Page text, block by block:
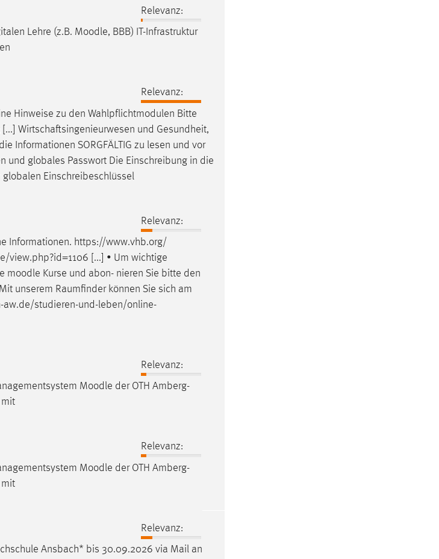
Relevanz:
Lehre (z.B. Moodle, BBB) IT-Infrastruktur
Relevanz:
Hinweise zu den Wahlpflichtmodulen Bitte
Wirtschaftsingenieurwesen und Gesundheit,
Informationen SORGFÄLTIG zu lesen und vor
und globales Passwort Die Einschreibung in die
Einschreibeschlüssel
Relevanz:
Informationen. https://www.vhb.org/
view.php?id=1106 [...] • Um wichtige
moodle Kurse und abon- nieren Sie bitte den
unserem Raumfinder können Sie sich am
studieren-und-leben/online-
Relevanz:
Moodle der OTH Amberg-
mit
Relevanz:
Moodle der OTH Amberg-
mit
Relevanz:
Ansbach* bis 30.09.2026 via Mail an